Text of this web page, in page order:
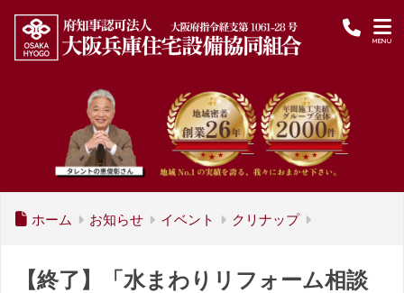
ホーム お知らせ イベント クリナップ
【終了】「水まわりリフォーム相談